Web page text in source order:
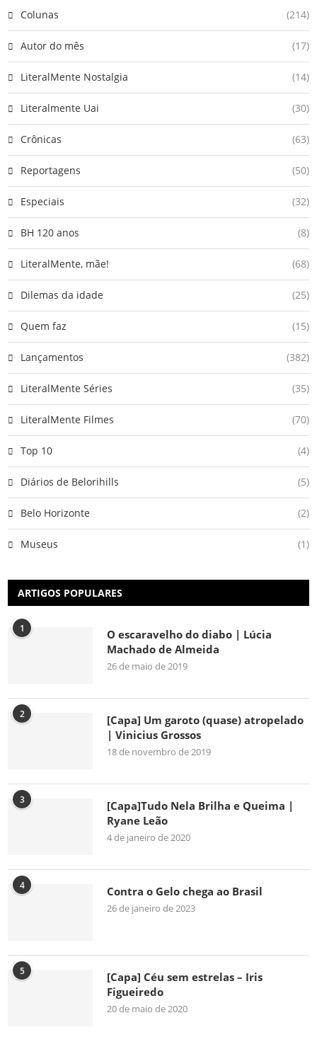
Colunas (214)
Autor do mês (17)
LiteralMente Nostalgia (14)
Literalmente Uai (30)
Crônicas (63)
Reportagens (50)
Especiais (32)
BH 120 anos (8)
LiteralMente, mãe! (68)
Dilemas da idade (25)
Quem faz (15)
Lançamentos (382)
LiteralMente Séries (35)
LiteralMente Filmes (70)
Top 10 (4)
Diários de Belorihills (5)
Belo Horizonte (2)
Museus (1)
ARTIGOS POPULARES
1
O escaravelho do diabo | Lúcia
Machado de Almeida
26 de maio de 2019
2
[Capa] Um garoto (quase) atropelado
| Vinicius Grossos
18 de novembro de 2019
3
[Capa]Tudo Nela Brilha e Queima |
Ryane Leão
4 de janeiro de 2020
4 Contra o Gelo chega ao Brasil
26 de janeiro de 2023
5
[Capa] Céu sem estrelas – Iris
Figueiredo
20 de maio de 2020